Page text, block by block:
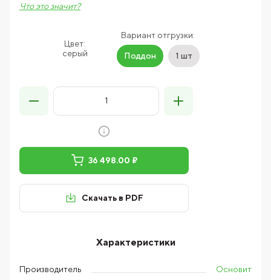
Цвет:
серый
Вариант отгрузки:
Поддон 1 шт
Что это значит?
36 498.00 ₽
Скачать в PDF
Характеристики
Производитель Основит